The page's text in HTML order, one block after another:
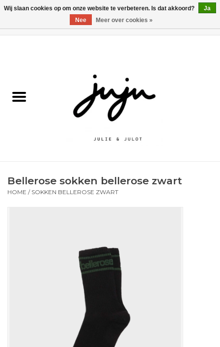
Kledij jongens
Schoenen
Bellerose sokken bellerose zwart
HOME / SOKKEN BELLEROSE ZWART
Wij slaan cookies op om onze website te verbeteren. Is dat akkoord?
Ja
Nee
Meer over cookies »